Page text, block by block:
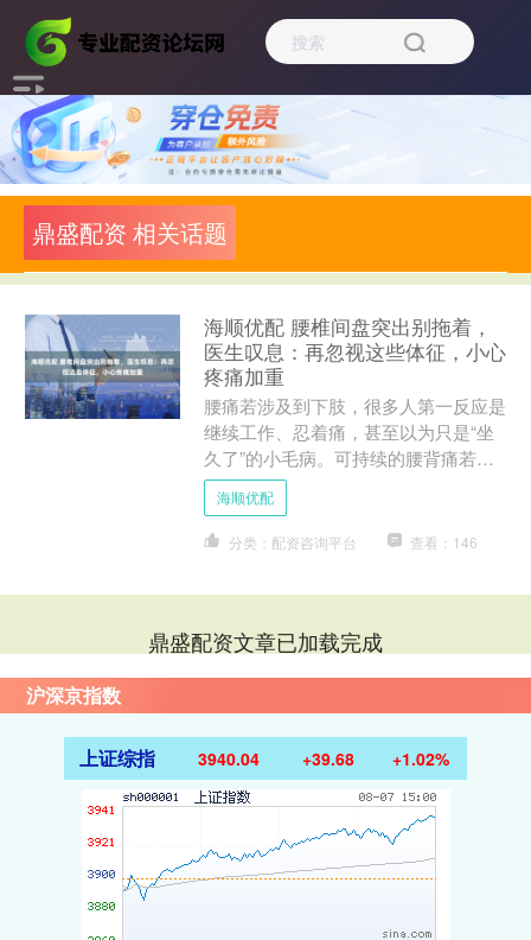
鼎盛配资 相关话题
海顺优配 腰椎间盘突出别拖着，
医生叹息：再忽视这些体征，小心
疼痛加重
腰痛若涉及到下肢，很多人第一反应是
继续工作、忍着痛，甚至以为只是“坐
久了”的小毛病。可持续的腰背痛若伴
随腿痛、麻木或无力，往往预示脊柱周
围结构的压力和炎性反应在....
海顺优配
分类：配资咨询平台 查看：146
鼎盛配资文章已加载完成
沪深京指数
上证综指 3940.04 +39.68 +1.02%